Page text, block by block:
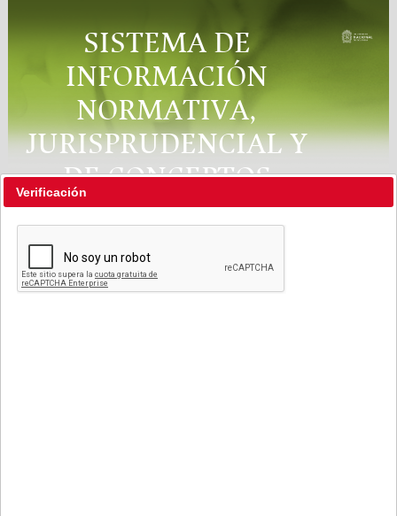
SISTEMA DE
INFORMACIÓN
NORMATIVA,
JURISPRUDENCIAL Y
DE CONCEPTOS
"RÉGIMEN LEGAL"
Verificación